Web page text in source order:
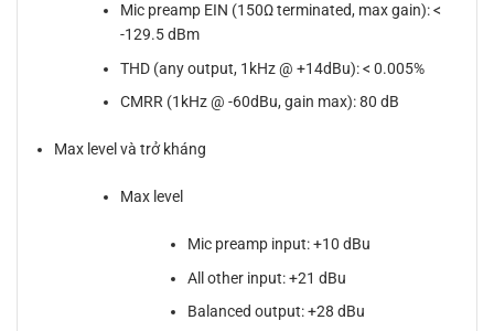
Mic preamp EIN (150Ω terminated, max gain): <
-129.5 dBm
THD (any output, 1kHz @ +14dBu): < 0.005%
CMRR (1kHz @ -60dBu, gain max): 80 dB
Max level và trở kháng
Max level
Mic preamp input: +10 dBu
All other input: +21 dBu
Balanced output: +28 dBu